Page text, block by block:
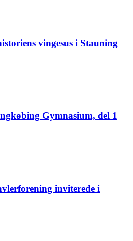
vingesus i Stauning
Gymnasium, del 1
inviterede i